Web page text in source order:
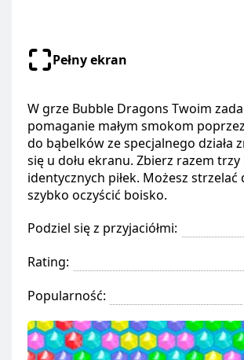
Pełny ekran
W grze Bubble Dragons Twoim
pomaganie małym smokom
do bąbelków ze specjalnego działa
się u dołu ekranu. Zbierz razem
identycznych piłek. Możesz
szybko oczyścić boisko.
Podziel się z przyjaciółmi:
Rating:
Popularność: